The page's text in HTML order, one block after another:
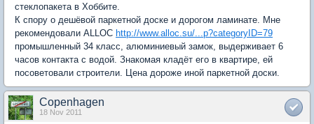
стеклопакета в Хоббите.
К спору о дешёвой паркетной доске и дорогом ламинате. Мне
рекомендовали ALLOC http://www.alloc.su/...p?categoryID=79
промышленный 34 класс, алюминиевый замок, выдерживает 6
часов контакта с водой. Знакомая кладёт его в квартире, ей
посоветовали строители. Цена дороже иной паркетной доски.
Copenhagen
18 Nov 2011